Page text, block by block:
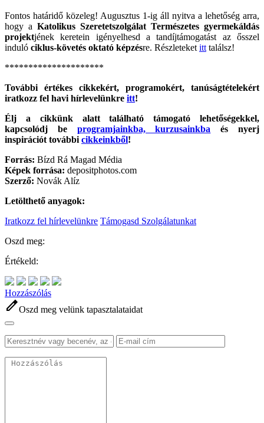
Fontos határidő közeleg! Augusztus 1-ig áll nyitva a lehetőség arra,
hogy a Katolikus Szeretetszolgálat Természetes gyermekáldás
projektjének keretein igényelhesd a tandíjtámogatást az ősszel
induló ciklus-követés oktató képzésre. Részleteket itt találsz!
*********************
További értékes cikkekért, programokért, tanúságtételekért
iratkozz fel havi hírlevelünkre itt!
Élj a cikkünk alatt található támogató lehetőségekkel,
kapcsolódj be programjainkba, kurzusainkba és nyerj
inspirációt további cikkeinkből!
Forrás: Bízd Rá Magad Média
Képek forrása: depositphotos.com
Szerző: Novák Alíz
Letölthető anyagok:
Iratkozz fel hírlevelünkre Támogasd Szolgálatunkat
Oszd meg:
Értékeld:
Hozzászólás
editOszd meg velünk tapasztalataidat